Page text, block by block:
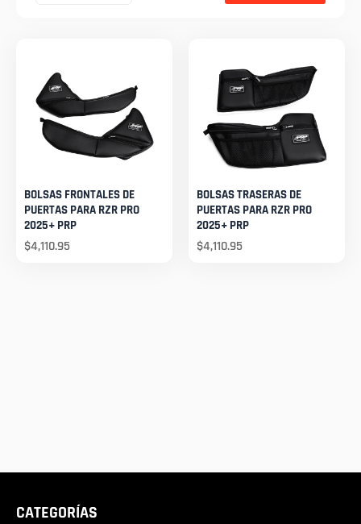
BOLSAS FRONTALES DE
PUERTAS PARA RZR PRO
2025+ PRP
$4,110.95
BOLSAS TRASERAS DE
PUERTAS PARA RZR PRO
2025+ PRP
$4,110.95
CATEGORÍAS